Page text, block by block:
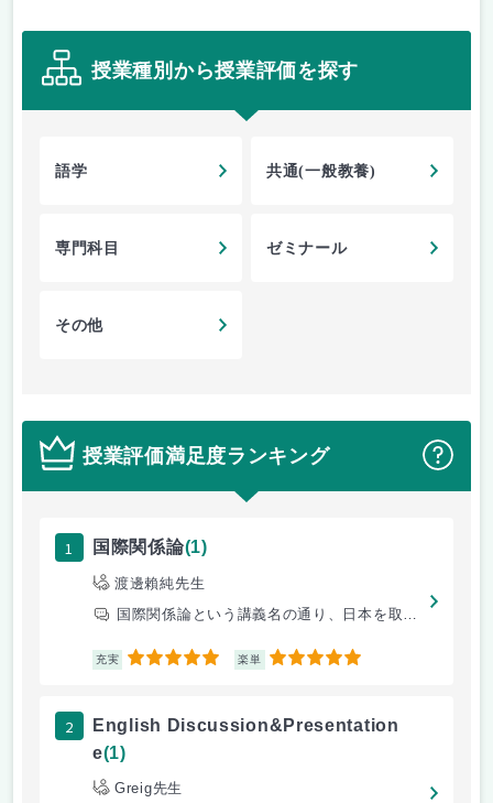
授業種別から授業評価を探す
語学 共通(一般教養)
専門科目 ゼミナール
その他
授業評価満足度ランキング ？
1 国際関係論(1)
渡邊賴純先生
国際関係論という講義名の通り、日本を取り巻く諸外国の問題、日本と諸外国
充実 5 楽単 5
2
English Discussion&Presentation
e(1)
Greig先生